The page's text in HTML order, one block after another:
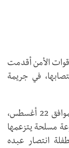
الأمن أقدمت
في جريمة
وقالت المصادر إنه في مساء يوم الثلاثاء الموافق 22 أغسطس،
مسلحة يتزعمها
انتصار عبده